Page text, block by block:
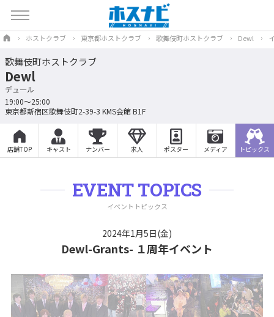
ホストクラブ 東京都ホストクラブ 歌舞伎町ホストクラブ Dewl
歌舞伎町ホストクラブ
Dewl
デュ―ル
19:00～25:00
東京都新宿区歌舞伎町2-39-3 KMS会館 B1F
店舗TOP キャスト ナンバー 求人 ポスター メディア トピックス
EVENT TOPICS
イベントトピックス
2024年1月5日(金)
Dewl-Grants- １周年イベント